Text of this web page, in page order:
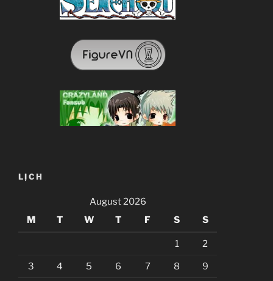
LỊCH
August 2026
M
T W T F S S
1 2
3 4 5 6 7 8 9